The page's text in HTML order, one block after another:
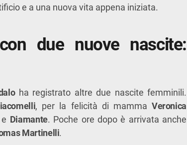
e a una nuova vita appena iniziata.
due nuove nascite:
ha registrato altre due nascite femminili.
, per la felicità di mamma Veronica
Diamante. Poche ore dopo è arrivata anche
Martinelli.